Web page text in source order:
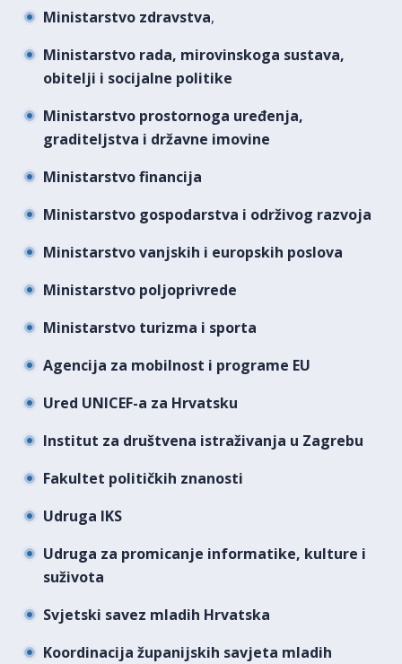
Ministarstvo zdravstva,
Ministarstvo rada, mirovinskoga sustava,
obitelji i socijalne politike
Ministarstvo prostornoga uređenja,
graditeljstva i državne imovine
Ministarstvo financija
Ministarstvo gospodarstva i održivog razvoja
Ministarstvo vanjskih i europskih poslova
Ministarstvo poljoprivrede
Ministarstvo turizma i sporta
Agencija za mobilnost i programe EU
Ured UNICEF-a za Hrvatsku
Institut za društvena istraživanja u Zagrebu
Fakultet političkih znanosti
Udruga IKS
Udruga za promicanje informatike, kulture i
suživota
Svjetski savez mladih Hrvatska
Koordinacija županijskih savjeta mladih